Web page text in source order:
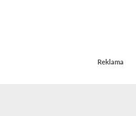
Reklama